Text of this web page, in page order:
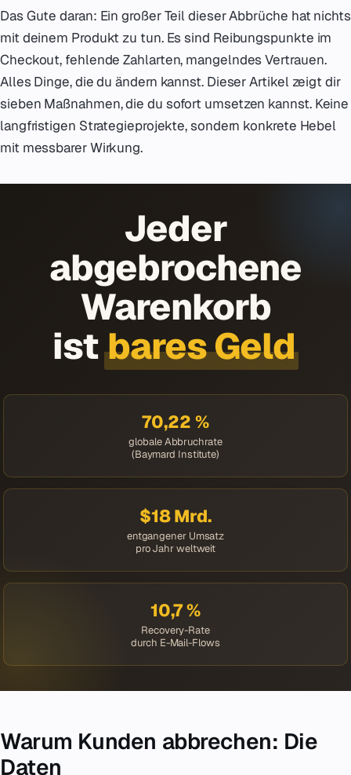
Das Gute daran: Ein großer Teil dieser Abbrüche hat nichts
mit deinem Produkt zu tun. Es sind Reibungspunkte im
Checkout, fehlende Zahlarten, mangelndes Vertrauen.
Alles Dinge, die du ändern kannst. Dieser Artikel zeigt dir
sieben Maßnahmen, die du sofort umsetzen kannst. Keine
langfristigen Strategieprojekte, sondern konkrete Hebel
mit messbarer Wirkung.
Jeder
abgebrochene
Warenkorb
istbares Geld
70,22 %
globale Abbruchrate
(Baymard Institute)
$18 Mrd.
entgangener Umsatz
pro Jahr weltweit
10,7 %
Recovery-Rate
durch E-Mail-Flows
Warum Kunden abbrechen: Die
Daten